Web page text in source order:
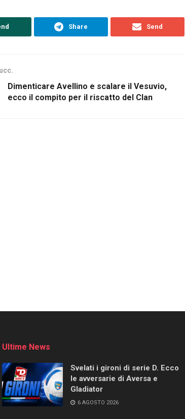
Share Send
Dimenticare Avellino e scalare il Vesuvio,
ecco il compito per il riscatto del Clan
Ultime News
Svelati i gironi di serie D. Ecco
le avversarie di Aversa e
Gladiator
6 AGOSTO 2026